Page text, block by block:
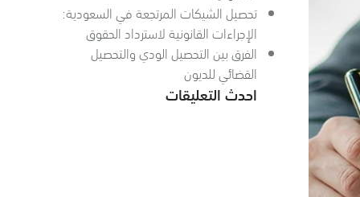
تحصيل الشيكات المرتجعة في السعودية:
الإجراءات القانونية لاسترداد الحقوق
الفرق بين التحصيل الودي والتحصيل
القضائي للديون
احدث التعليقات